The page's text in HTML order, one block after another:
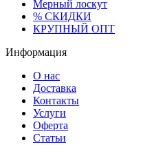
Мерный лоскут
% СКИДКИ
КРУПНЫЙ ОПТ
Информация
О нас
Доставка
Контакты
Услуги
Оферта
Статьи